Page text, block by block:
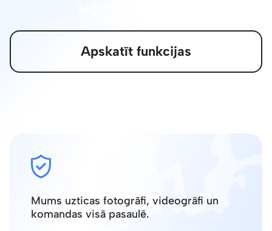
Apskatīt funkcijas
Mums uzticas fotogrāfi, videogrāfi un
komandas visā pasaulē.